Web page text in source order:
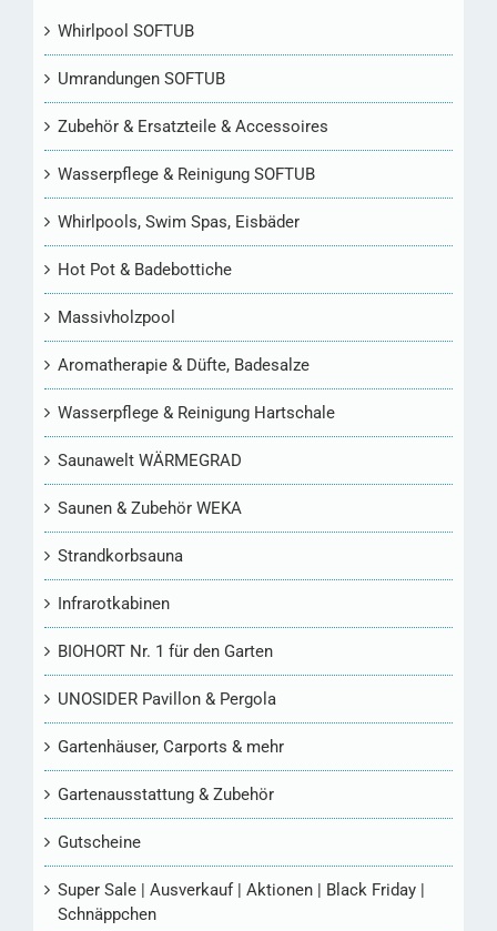
Whirlpool SOFTUB
Umrandungen SOFTUB
Zubehör & Ersatzteile & Accessoires
Wasserpflege & Reinigung SOFTUB
Whirlpools, Swim Spas, Eisbäder
Hot Pot & Badebottiche
Massivholzpool
Aromatherapie & Düfte, Badesalze
Wasserpflege & Reinigung Hartschale
Saunawelt WÄRMEGRAD
Saunen & Zubehör WEKA
Strandkorbsauna
Infrarotkabinen
BIOHORT Nr. 1 für den Garten
UNOSIDER Pavillon & Pergola
Gartenhäuser, Carports & mehr
Gartenausstattung & Zubehör
Gutscheine
Super Sale | Ausverkauf | Aktionen | Black Friday |
Schnäppchen